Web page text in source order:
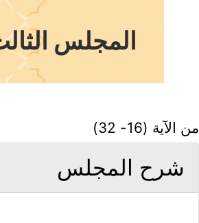
المجلس
من الآية (16- 32)
شرح المجلس